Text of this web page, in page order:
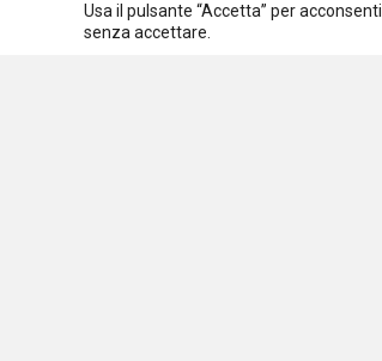
Spazio ai promotori
Usa il pulsante “Accetta” per
senza accettare.